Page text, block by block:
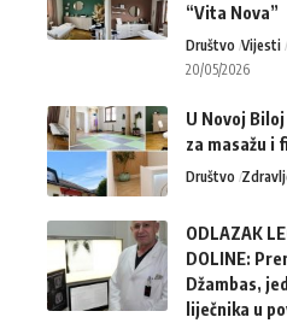
“Vita Nova”
Društvo Vijesti
20/05/2026
U Novoj
za masažu i
Društvo
ODLAZAK
DOLINE:
Džambas,
liječnika u